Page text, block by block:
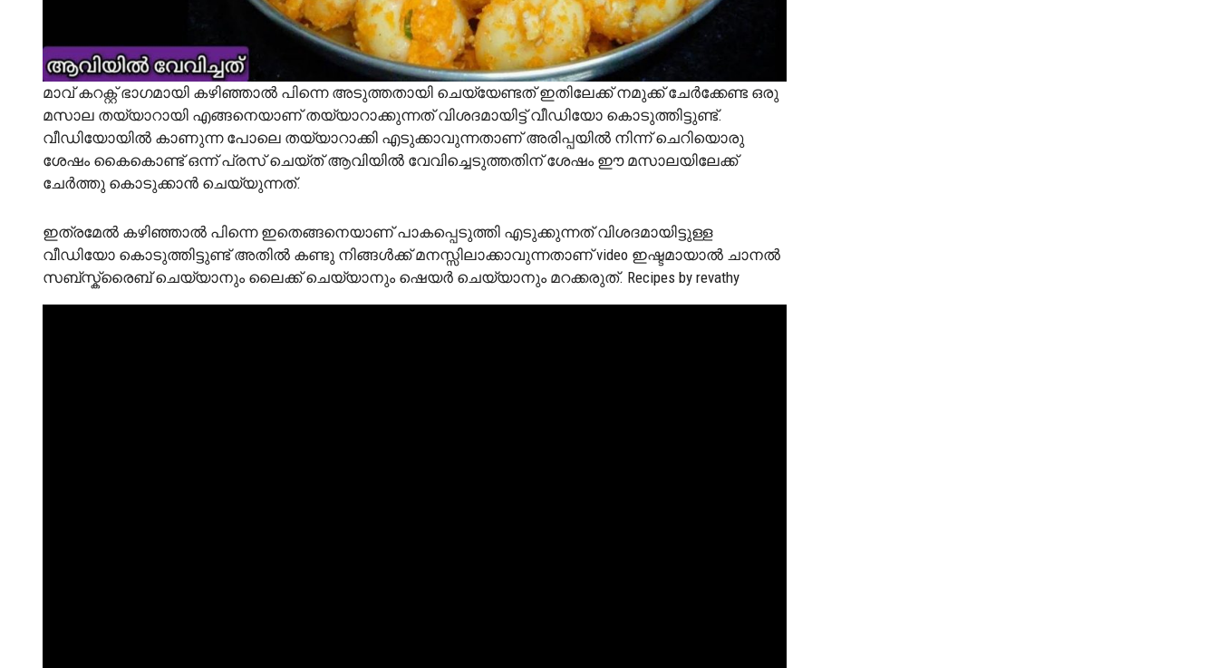
മാവ് കറക്റ്റ് ഭാഗമായി കഴിഞ്ഞാൽ പിന്നെ അടുത്തതായി ചെയ്യേണ്ടത് ഇതിലേക്ക് നമുക്ക് ചേർക്കേണ്ട ഒരു
മസാല തയ്യാറായി എങ്ങനെയാണ് തയ്യാറാക്കുന്നത് വിശദമായിട്ട് വീഡിയോ കൊടുത്തിട്ടുണ്ട്.
വീഡിയോയിൽ കാണുന്ന പോലെ തയ്യാറാക്കി എടുക്കാവുന്നതാണ് അരിപ്പയിൽ നിന്ന് ചെറിയൊരു
ശേഷം കൈകൊണ്ട് ഒന്ന് പ്രസ് ചെയ്ത് ആവിയിൽ വേവിച്ചെടുത്തതിന് ശേഷം ഈ മസാലയിലേക്ക്
ചേർത്തു കൊടുക്കാൻ ചെയ്യുന്നത്.
ഇത്രമേൽ കഴിഞ്ഞാൽ പിന്നെ ഇതെങ്ങനെയാണ് പാകപ്പെടുത്തി എടുക്കുന്നത് വിശദമായിട്ടുള്ള
വീഡിയോ കൊടുത്തിട്ടുണ്ട് അതിൽ കണ്ടു നിങ്ങൾക്ക് മനസ്സിലാക്കാവുന്നതാണ് video ഇഷ്ടമായാൽ ചാനൽ
സബ്സ്ക്രൈബ് ചെയ്യാനും ലൈക്ക് ചെയ്യാനും ഷെയർ ചെയ്യാനും മറക്കരുത്. Recipes by revathy